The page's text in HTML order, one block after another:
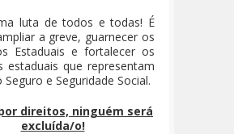
luta de todos e todas! É
a greve, guarnecer os
Estaduais e fortalecer os
estaduais que representam
Seguro e Seguridade Social.
direitos, ninguém será
excluída/o!